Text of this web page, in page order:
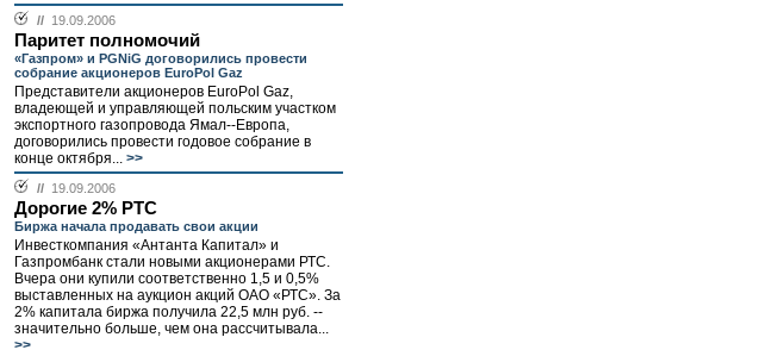
// 19.09.2006
Паритет полномочий
«Газпром» и PGNiG договорились провести
собрание акционеров EuroPol Gaz
Представители акционеров EuroPol Gaz,
владеющей и управляющей польским участком
экспортного газопровода Ямал--Европа,
договорились провести годовое собрание в
конце октября... >>
// 19.09.2006
Дорогие 2% РТС
Биржа начала продавать свои акции
Инвесткомпания «Антанта Капитал» и
Газпромбанк стали новыми акционерами РТС.
Вчера они купили соответственно 1,5 и 0,5%
выставленных на аукцион акций ОАО «РТС». За
2% капитала биржа получила 22,5 млн руб. --
значительно больше, чем она рассчитывала...
>>